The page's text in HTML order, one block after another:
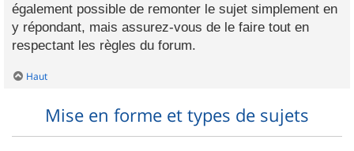
également possible de remonter le sujet simplement en
y répondant, mais assurez-vous de le faire tout en
respectant les règles du forum.
Haut
Mise en forme et types de sujets